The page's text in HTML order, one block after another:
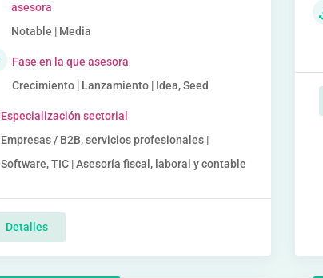
asesora
Notable | Media
Fase en la que asesora
Crecimiento | Lanzamiento | Idea, Seed
Especialización sectorial
Empresas / B2B, servicios profesionales |
Software, TIC | Asesoría fiscal, laboral y contable
Detalles